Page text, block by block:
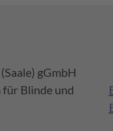
gGmbH
Blinde und